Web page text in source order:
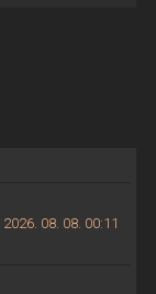
2026. 08. 08. 00:11